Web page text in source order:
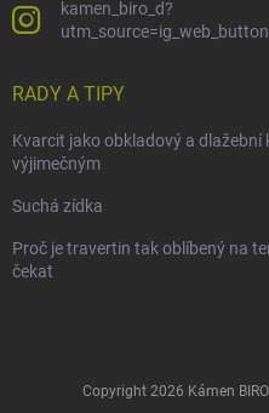
kamen_biro_d?
RADY A TIPY
Kvarcit jako obkladový a dlažební
výjimečným
Suchá zídka
Proč je travertin tak oblíbený na
čekat
Copyright 2026 Kámen